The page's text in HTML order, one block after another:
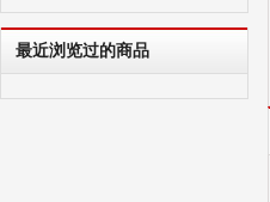
最近浏览过的商品